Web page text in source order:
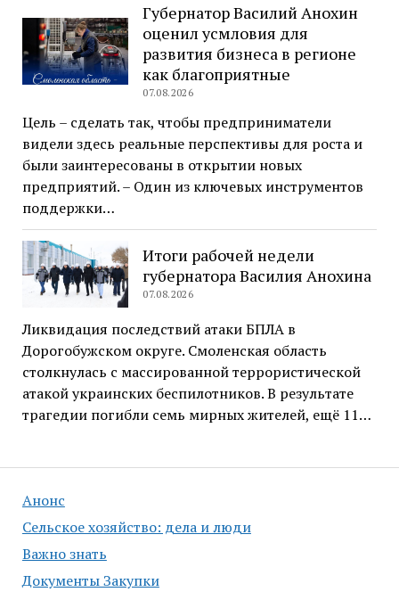
Анонс
Сельское хозяйство: дела и люди
Важно знать
Документы Закупки
Губернатор Василий Анохин
оценил усмловия для
развития бизнеса в регионе
как благоприятные
07.08.2026
Цель – сделать так, чтобы предприниматели
видели здесь реальные перспективы для роста и
были заинтересованы в открытии новых
предприятий. – Один из ключевых инструментов
поддержки…
Итоги рабочей недели
губернатора Василия Анохина
07.08.2026
Ликвидация последствий атаки БПЛА в
Дорогобужском округе. Смоленская область
столкнулась с массированной террористической
атакой украинских беспилотников. В результате
трагедии погибли семь мирных жителей, ещё 11…